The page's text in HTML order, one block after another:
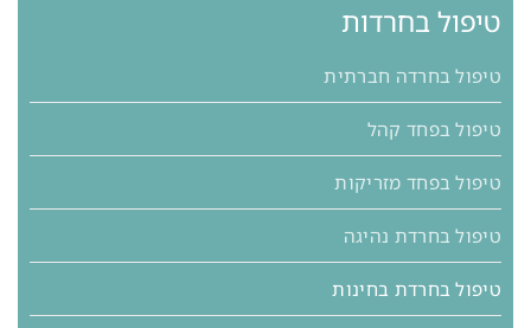
טיפול בחרדות
טיפול בחרדה חברתית
טיפול בפחד קהל
טיפול בפחד מזריקות
טיפול בחרדת נהיגה
טיפול בחרדת בחינות